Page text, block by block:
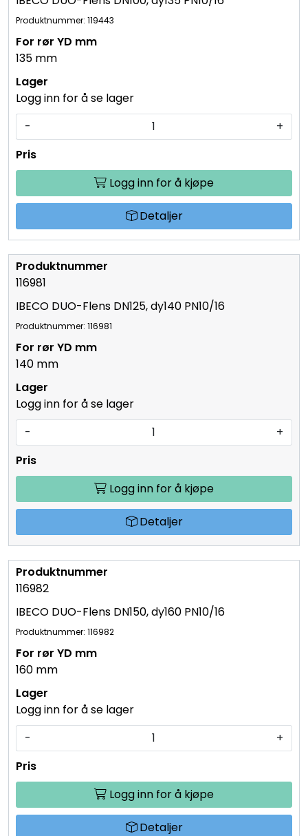
Produktnummer: 119443
135 mm
Logg inn for å se lager
-
+
Logg inn for å kjøpe
Detaljer
116981
IBECO DUO-Flens DN125, dy140 PN10/16
Produktnummer: 116981
140 mm
Logg inn for å se lager
-
+
Logg inn for å kjøpe
Detaljer
116982
IBECO DUO-Flens DN150, dy160 PN10/16
Produktnummer: 116982
160 mm
Logg inn for å se lager
-
+
Logg inn for å kjøpe
Detaljer